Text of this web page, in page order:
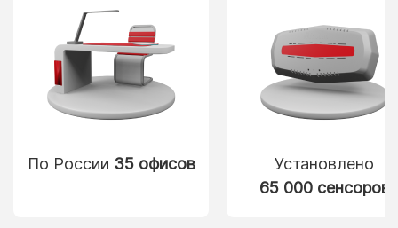
По России 35 офисов
Установлено
65 000 сенсоров